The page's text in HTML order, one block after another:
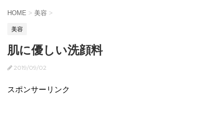
HOME > 美容 >
美容
肌に優しい洗顔料
2019/09/02
スポンサーリンク